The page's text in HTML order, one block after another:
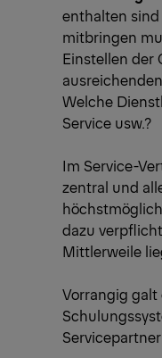
enthalten
mitbringen
Einstellen der
Welche
Service usw.?
Im Service-
zentral und
dazu
Mittlerweile
Vorrangig galt